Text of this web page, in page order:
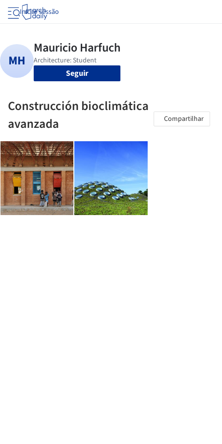
Iniciar sessão
Seguir
Construcción bioclimática
avanzada
Compartilhar